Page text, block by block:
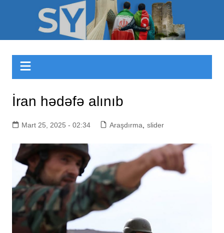
Sizinyol.org
İran hədəfə alınıb
Mart 25, 2025 - 02:34 Araşdırma slider